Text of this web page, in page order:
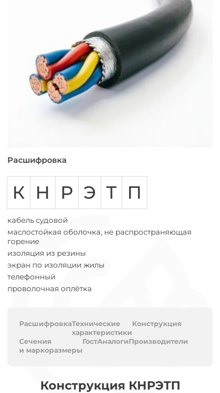
Расшифровка
К Н Р Э Т П
кабель судовой
маслостойкая оболочка, не распространяющая
горение
изоляция из резины
экран по изоляции жилы
телефонный
проволочная оплётка
РасшифровкаТехнические
характеристики
Конструкция
Сечения
и маркоразмеры
ГостАналогиПроизводители
Конструкция КНРЭТП